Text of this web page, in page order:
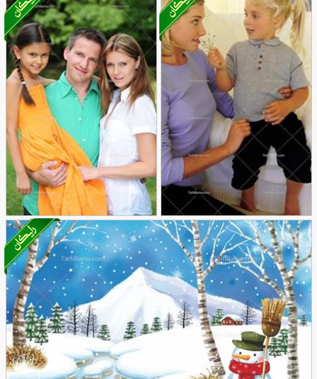
تصویر با کیفیت دست دادن بعد توافق همکاری
16
تصویر با کیفیت مادر و
دختر کنار هم
14
تصویر با کیفیت خانواده
شاد
16